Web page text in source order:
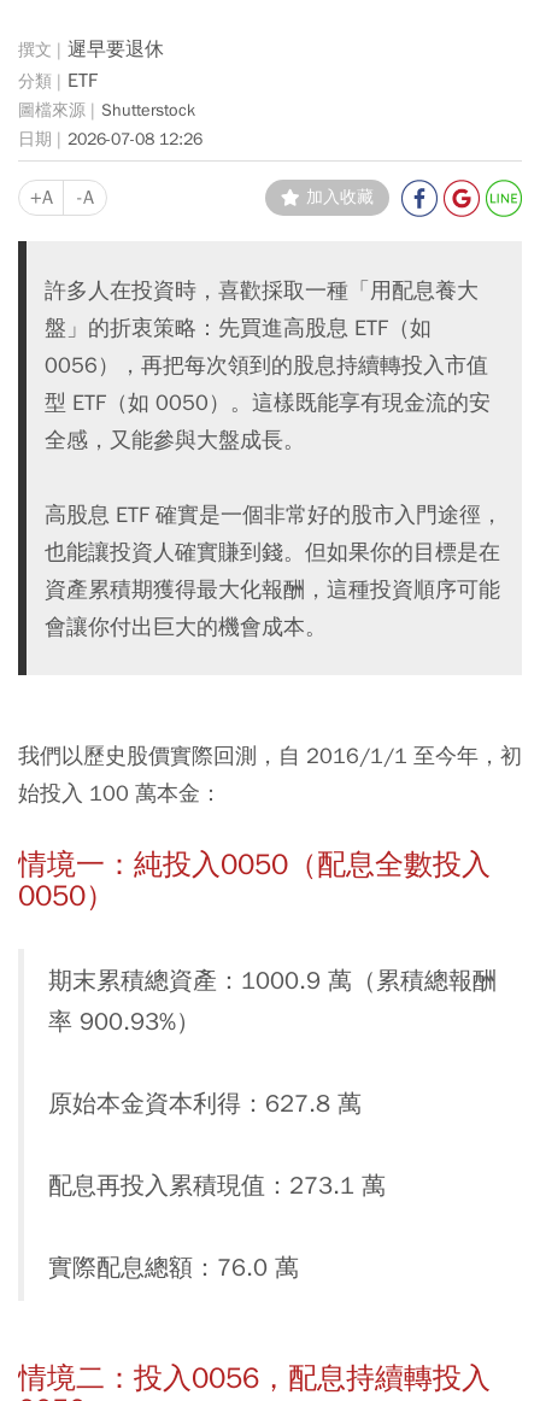
遲早要退休
ETF
Shutterstock
2026-07-08 12:26
+A -A 加入收藏
許多人在投資時，喜歡採取一種「用配息養大
盤」的折衷策略：先買進高股息 ETF（如
0056），再把每次領到的股息持續轉投入市值
型 ETF（如 0050）。這樣既能享有現金流的安
全感，又能參與大盤成長。
高股息 ETF 確實是一個非常好的股市入門途徑，
也能讓投資人確實賺到錢。但如果你的目標是在
資產累積期獲得最大化報酬，這種投資順序可能
會讓你付出巨大的機會成本。
我們以歷史股價實際回測，自 2016/1/1 至今年，初
始投入 100 萬本金：
情境一：純投入0050（配息全數投入
0050）
期末累積總資產：1000.9 萬（累積總報酬
率 900.93%）
原始本金資本利得：627.8 萬
配息再投入累積現值：273.1 萬
實際配息總額：76.0 萬
情境二：投入0056，配息持續轉投入